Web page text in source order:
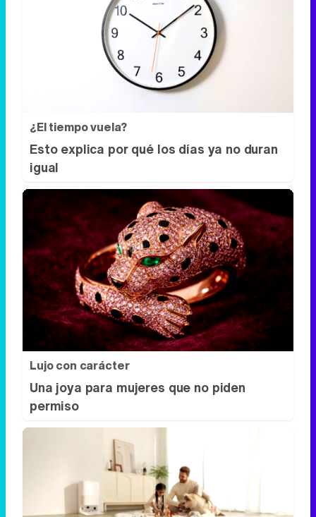
¿El tiempo vuela?
Esto explica por qué los días ya no duran
Lujo con carácter
Una joya para mujeres que no piden
permiso
El futuro de la limpieza